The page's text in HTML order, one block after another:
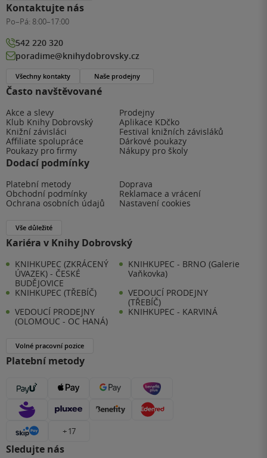
Často navštěvované
Akce a slevy
Prodejny
Klub Knihy Dobrovský
Aplikace KDčko
Knižní závisláci
Festival knižních závisláků
Affiliate spolupráce
Dárkové poukazy
Poukazy pro firmy
Nákupy pro školy
Dodací podmínky
Platební metody
Doprava
Obchodní podmínky
Reklamace a vrácení
Ochrana osobních údajů
Nastavení cookies
Vše důležité
Kariéra v Knihy Dobrovský
KNIHKUPEC (ZKRÁCENÝ
ÚVAZEK) - ČESKÉ
BUDĚJOVICE
KNIHKUPEC - BRNO (Galerie
Vaňkovka)
KNIHKUPEC (TŘEBÍČ)
VEDOUCÍ PRODEJNY
(TŘEBÍČ)
VEDOUCÍ PRODEJNY
(OLOMOUC - OC HANÁ)
KNIHKUPEC - KARVINÁ
Volné pracovní pozice
Platební metody
+ 17
Sledujte nás
Kontaktujte nás
Po–Pá: 8:00–17:00
542 220 320
poradime@knihydobrovsky.cz
Všechny kontakty Naše prodejny